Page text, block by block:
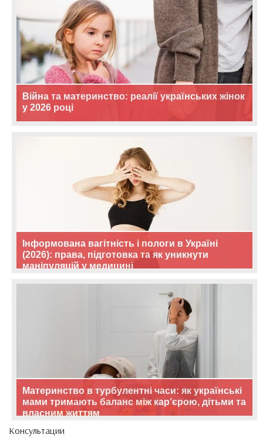
Війна та материнство: реалії українських жінок
у 2026 році
Інформована вагітність і пологи в Україні
(2026): права, підготовка та як уникнути
маніпуляцій у медицині
Материнство в турбулентні часи: як українські
мами тримають баланс між кар’єрою, дітьми та
власним життям
Консультации